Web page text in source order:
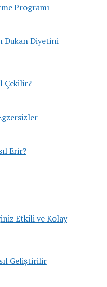
Programı
Dukan Diyetini
Çekilir?
Erir?
Etkili ve Kolay
Geliştirilir